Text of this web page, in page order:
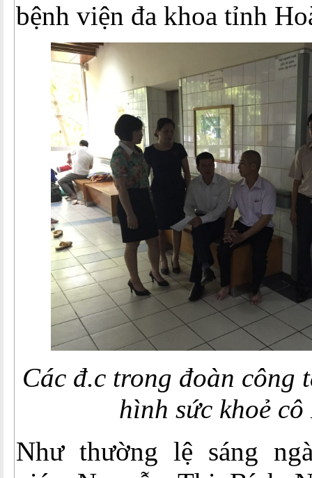
bệnh viện đa khoa tỉnh
Các đ.c trong đoàn công
hình sức khoẻ cô
Như thường lệ sáng